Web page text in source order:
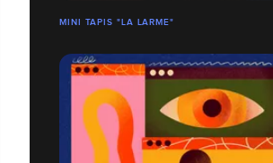
MINI TAPIS "LA LARME"